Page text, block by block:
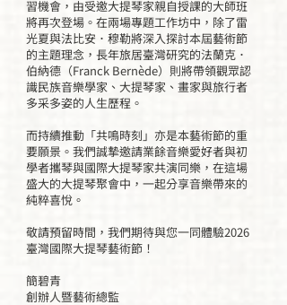
習機會，由受邀大提琴家親自授課的大師班
將再次登場。在兩場專題工作坊中，除了雷
光夏與法比安．穆勒將深入探討本屆藝術節
的主題理念，長年旅居臺灣研究的法蘭克．
伯納德（Franck Bernède）則將帶領觀眾認
識民族音樂學家、大提琴家、畫家與旅行者
多采多姿的人生歷程。
而持續推動「共鳴時刻」亦是本藝術節的重
要願景。我們誠摯邀請業餘音樂愛好者與初
學者攜琴與國際大提琴家共演同樂，在這場
盛大的大提琴聚會中，一起分享音樂帶來的
純粹喜悅。
敬請預留時間，我們期待與您一同體驗2026
臺灣國際大提琴藝術節！
簡碧青
創辦人暨藝術總監